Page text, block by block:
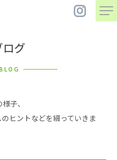
住 宅
づくり
ログ
子、
ヒントなどを綴っていきま